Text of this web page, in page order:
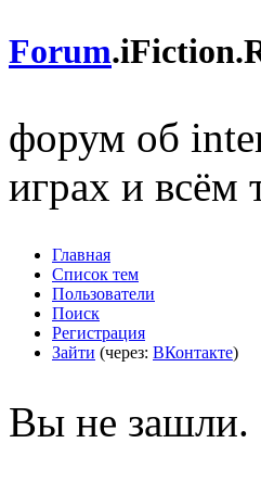
Forum.
форум об
играх и всём
Главная
Список тем
Пользователи
Поиск
Регистрация
Зайти (через: ВКонтакте)
Вы не зашли.